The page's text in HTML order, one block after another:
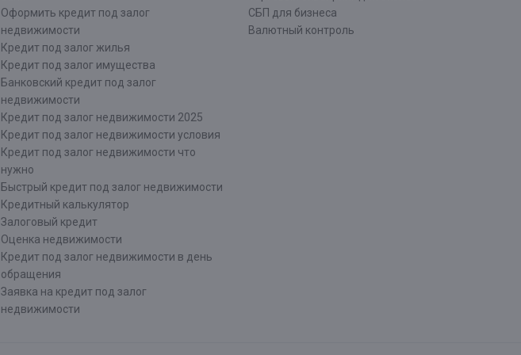
Оформить кредит под залог
недвижимости
Кредит под залог жилья
Кредит под залог имущества
Банковский кредит под залог
недвижимости
Кредит под залог недвижимости 2025
Кредит под залог недвижимости условия
Кредит под залог недвижимости что
нужно
Быстрый кредит под залог недвижимости
Кредитный калькулятор
Залоговый кредит
Оценка недвижимости
Кредит под залог недвижимости в день
обращения
Заявка на кредит под залог
недвижимости
СБП для бизнеса
Валютный контроль